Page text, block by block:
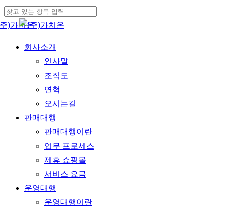
Skip
to
content
Close
Menu
회사소개
인사말
조직도
연혁
오시는길
판매대행
판매대행이란
업무 프로세스
제휴 쇼핑몰
서비스 요금
운영대행
운영대행이란